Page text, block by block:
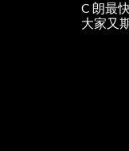
C 朗最
大家又